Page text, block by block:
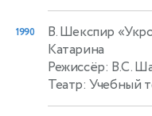
1990 В. Шекспир
Катарина
Режиссёр: В.С.
Театр: Учебный